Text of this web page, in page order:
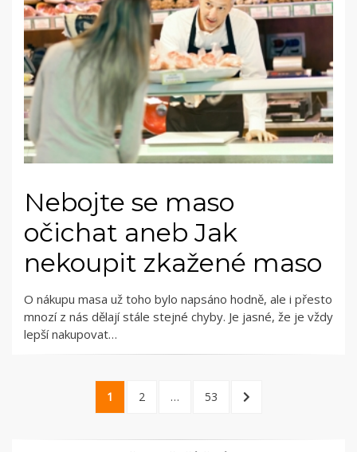
Nebojte se maso
očichat aneb Jak
nekoupit zkažené maso
O nákupu masa už toho bylo napsáno hodně, ale i přesto
mnozí z nás dělají stále stejné chyby. Je jasné, že je vždy
lepší nakupovat…
Stránkování
příspěvků
PAGE
1 PAGE
2 … PAGE
53
NEXT